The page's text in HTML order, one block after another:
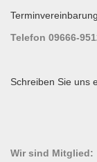
Telefon 09666-
Schreiben Sie uns
Wir sind Mitglied: